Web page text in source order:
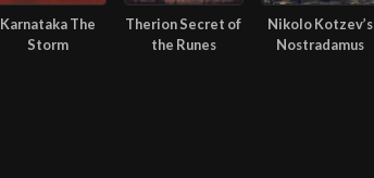
Karnataka The
Storm
Therion Secret of
the Runes
Nikolo Kotzev’s
Nostradamus